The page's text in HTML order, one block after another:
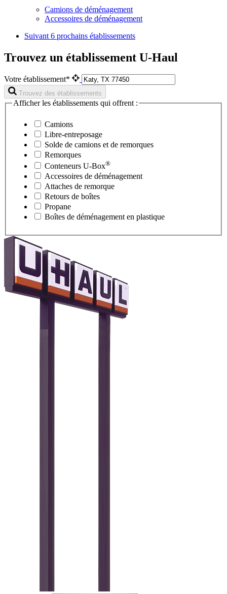
Camions de déménagement
Accessoires de déménagement
Suivant 6 prochains établissements
Trouvez un établissement U-Haul
Votre établissement*
Trouvez des établissements
Afficher les établissements qui offrent :
Camions
Libre-entreposage
Solde de camions et de remorques
Remorques
Conteneurs U-Box®
Accessoires de déménagement
Attaches de remorque
Retours de boîtes
Propane
Boîtes de déménagement en plastique